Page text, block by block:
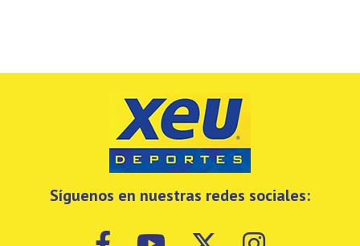
Síguenos en nuestras redes sociales: